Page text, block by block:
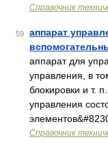
Справочник
59
аппарат
аппарат для
управления, в
блокировки и т.
управления
Справочник